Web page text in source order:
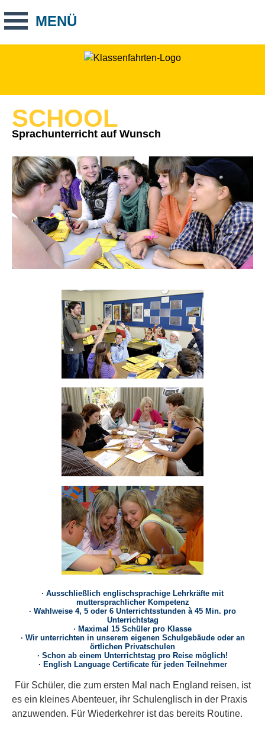
MENÜ
SCHOOL
Sprachunterricht auf Wunsch
· Ausschließlich englischsprachige Lehrkräfte mit
muttersprachlicher Kompetenz
· Wahlweise 4, 5 oder 6 Unterrichtsstunden à 45 Min. pro
Unterrichtstag
· Maximal 15 Schüler pro Klasse
· Wir unterrichten in unserem eigenen Schulgebäude oder an
örtlichen Privatschulen
· Schon ab einem Unterrichtstag pro Reise möglich!
· English Language Certificate für jeden Teilnehmer
Für Schüler, die zum ersten Mal nach England reisen, ist
es ein kleines Abenteuer, ihr Schulenglisch in der Praxis
anzuwenden. Für Wiederkehrer ist das bereits Routine.